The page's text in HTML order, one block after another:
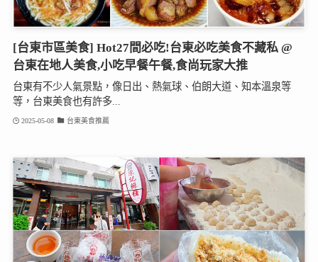
[台東市區美食] Hot27間必吃!台東必吃美食不藏私 @
台東在地人美食,小吃早餐午餐,食尚玩家大推
台東有不少人氣景點，像日出、熱氣球、伯朗大道、知本溫泉等
等，台東美食也有許多...
2025-05-08 台東美食推薦